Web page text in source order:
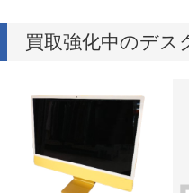
買取強化中のデス